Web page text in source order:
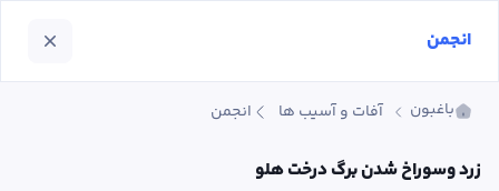
باغبون آفات و آسیب ها انجمن
زرد وسوراخ شدن برگ درخت هلو
انجمن